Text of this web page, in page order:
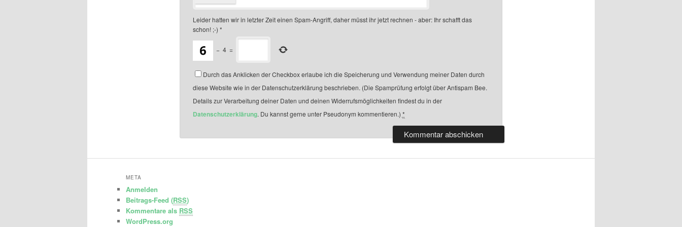
Leider hatten wir in letzter Zeit einen Spam-Angriff, daher müsst ihr jetzt rechnen - aber: Ihr schafft das
schon! ;-) *
− 4 =
Durch das Anklicken der Checkbox erlaube ich die Speicherung und Verwendung meiner Daten durch
diese Website wie in der Datenschutzerklärung beschrieben. (Die Spamprüfung erfolgt über Antispam Bee.
Details zur Verarbeitung deiner Daten und deinen Widerrufsmöglichkeiten findest du in der
Datenschutzerklärung. Du kannst gerne unter Pseudonym kommentieren.) *
META
Anmelden
Beitrags-Feed (RSS)
Kommentare als RSS
WordPress.org